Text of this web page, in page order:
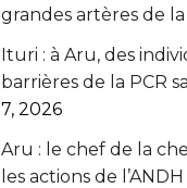
grandes artères de
Ituri : à Aru, des
barrières de la PCR
7, 2026
Aru : le chef de la
les actions de